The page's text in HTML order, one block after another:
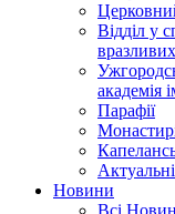
Відділ у
академія
Парафії
Новини
Всі